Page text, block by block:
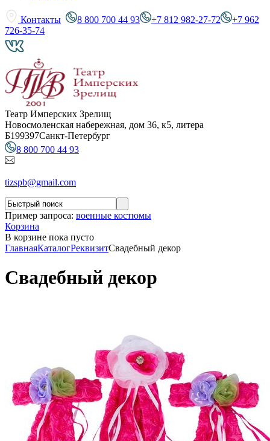
Контакты 8 800 700 44 93 +7 812 982-27-72
+7 962
726-35-74
Театр Имперских Зрелищ
Новосмоленская набережная, дом 36, к5, литера
Б199397Санкт-Петербург
8 800 700 44 93
tizspb@gmail.com
Пример запроса: военные костюмы
Корзина
В корзине пока пусто
ГлавнаяКаталогРеквизитСвадебный декор
Свадебный декор